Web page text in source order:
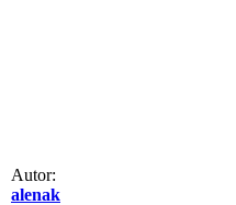
Autor:
alenak